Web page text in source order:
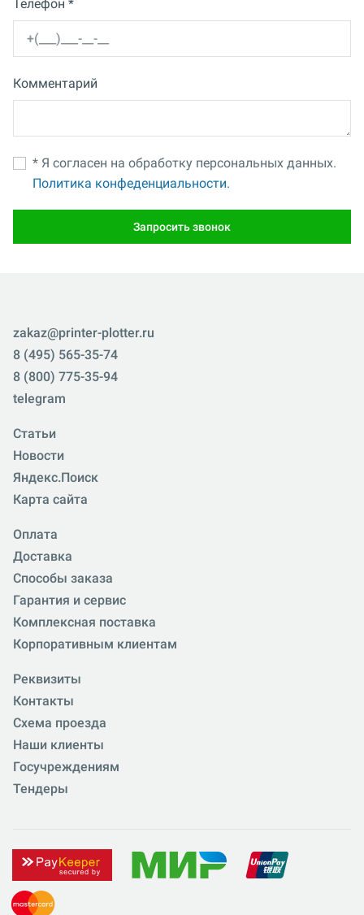
Телефон *
Комментарий
* Я согласен на обработку персональных данных.
Политика конфеденциальности.
Запросить звонок
zakaz@printer-plotter.ru
8 (495) 565-35-74
8 (800) 775-35-94
telegram
Статьи
Новости
Яндекс.Поиск
Карта сайта
Оплата
Доставка
Способы заказа
Гарантия и сервис
Комплексная поставка
Корпоративным клиентам
Реквизиты
Контакты
Схема проезда
Наши клиенты
Госучреждениям
Тендеры